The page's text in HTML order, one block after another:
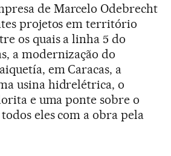
de Marcelo Odebrecht
projetos em território
os quais a linha 5 do
a modernização do
em Caracas, a
usina hidrelétrica, o
e uma ponte sobre o
eles com a obra pela